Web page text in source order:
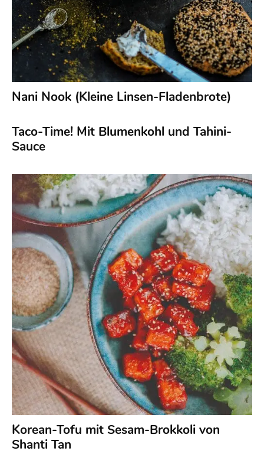
Nani Nook (Kleine Linsen-Fladenbrote)
Taco-Time! Mit Blumenkohl und Tahini-
Sauce
Korean-Tofu mit Sesam-Brokkoli von
Shanti Tan